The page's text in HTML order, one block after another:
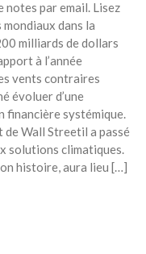
notes par email. Lisez
dans la
milliards de dollars
à l’année
vents contraires
évoluer d’une
financière systémique.
Wall Streetil a passé
solutions climatiques.
histoire, aura lieu […]